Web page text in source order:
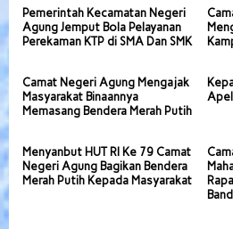
Pemerintah Kecamatan Negeri
Agung Jemput Bola Pelayanan
Perekaman KTP di SMA Dan SMK
Camat Negeri Agung Mengajak
Masyarakat Binaannya
Memasang Bendera Merah Putih
Menyanbut HUT RI Ke 79 Camat
Negeri Agung Bagikan Bendera
Merah Putih Kepada Masyarakat